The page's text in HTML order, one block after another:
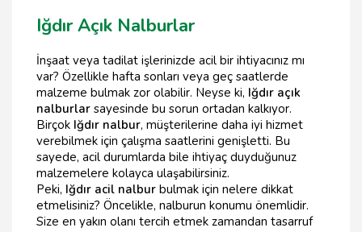
Iğdır Açık Nalburlar
İnşaat veya tadilat işlerinizde acil bir ihtiyacınız mı
var? Özellikle hafta sonları veya geç saatlerde
malzeme bulmak zor olabilir. Neyse ki, Iğdır açık
nalburlar sayesinde bu sorun ortadan kalkıyor.
Birçok Iğdır nalbur, müşterilerine daha iyi hizmet
verebilmek için çalışma saatlerini genişletti. Bu
sayede, acil durumlarda bile ihtiyaç duyduğunuz
malzemelere kolayca ulaşabilirsiniz.
Peki, Iğdır acil nalbur bulmak için nelere dikkat
etmelisiniz? Öncelikle, nalburun konumu önemlidir.
Size en yakın olanı tercih etmek zamandan tasarruf